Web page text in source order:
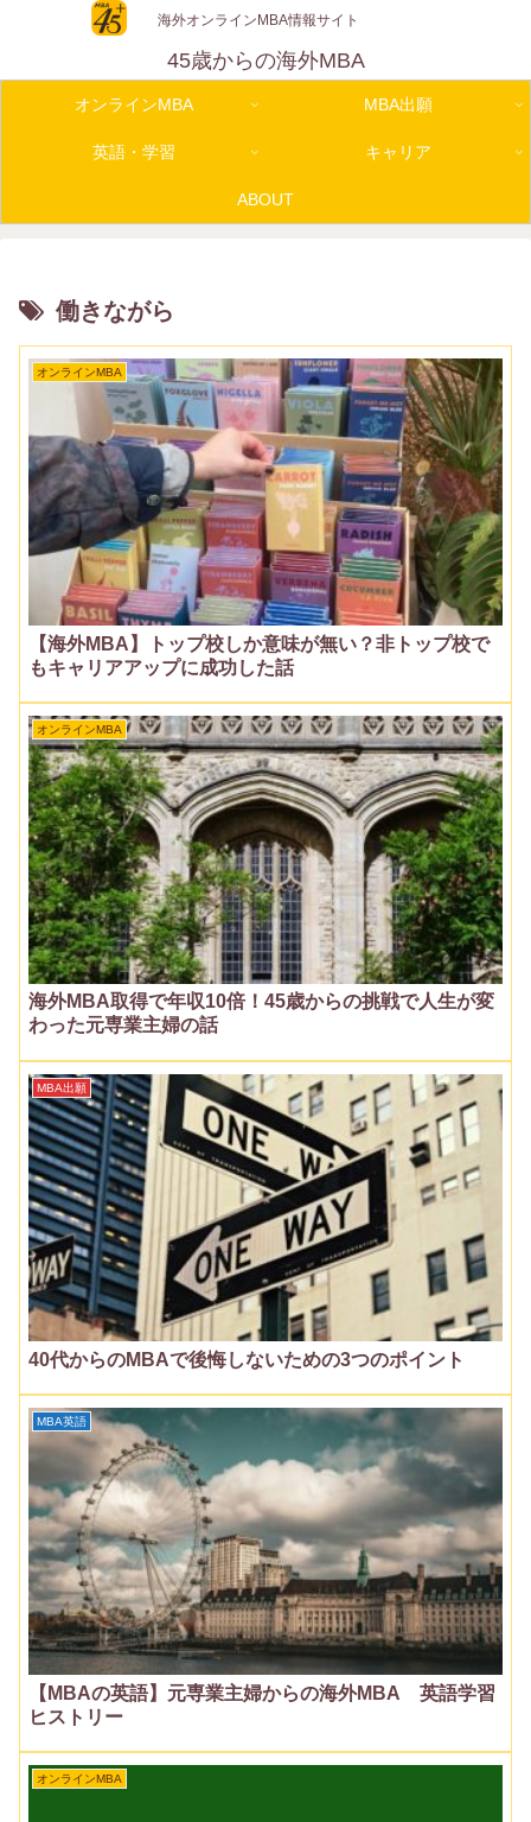
海外オンラインMBA情報サイト
45歳からの海外MBA
オンラインMBA MBA出願
英語・学習 キャリア
ABOUT
働きながら
オンラインMBA
【海外MBA】トップ校しか意味が無い？非トップ校で
もキャリアアップに成功した話
オンラインMBA
海外MBA取得で年収10倍！45歳からの挑戦で人生が変
わった元専業主婦の話
MBA出願
40代からのMBAで後悔しないための3つのポイント
MBA英語
【MBAの英語】元専業主婦からの海外MBA 英語学習
ヒストリー
オンラインMBA